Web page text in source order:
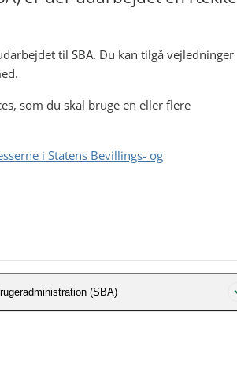
til SBA. Du kan tilgå vejledninger
som du skal bruge en eller flere
i Statens Bevillings- og
(SBA)